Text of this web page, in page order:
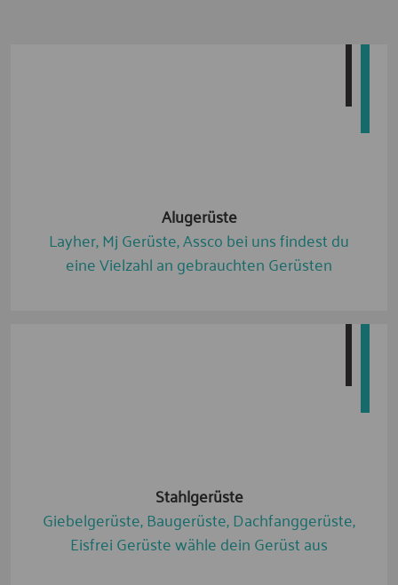
Alugerüste
Layher, Mj Gerüste, Assco bei uns findest du
eine Vielzahl an gebrauchten Gerüsten
Stahlgerüste
Giebelgerüste, Baugerüste, Dachfanggerüste,
Eisfrei Gerüste wähle dein Gerüst aus